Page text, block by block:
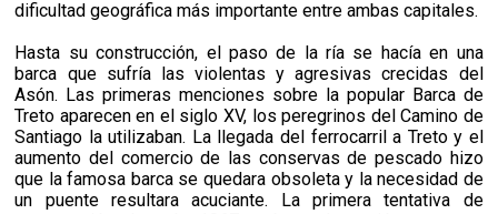
dificultad geográfica más importante entre ambas capitales.
Hasta su construcción, el paso de la ría se hacía en una
barca que sufría las violentas y agresivas crecidas del
Asón. Las primeras menciones sobre la popular Barca de
Treto aparecen en el siglo XV, los peregrinos del Camino de
Santiago la utilizaban. La llegada del ferrocarril a Treto y el
aumento del comercio de las conservas de pescado hizo
que la famosa barca se quedara obsoleta y la necesidad de
un puente resultara acuciante. La primera tentativa de